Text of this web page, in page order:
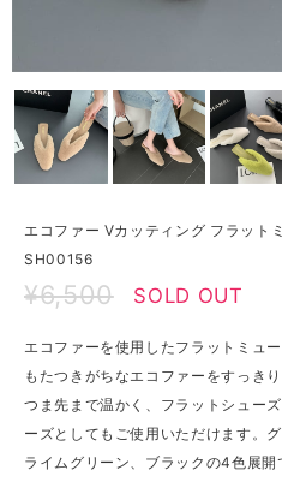
エコファー Vカッティング フラット
SH00156
¥6,500 SOLD OUT
エコファーを使用したフラットミュ
もたつきがちなエコファーをすっき
つま先まで温かく、フラットシュー
ーズとしてもご使用いただけます。
ライムグリーン、ブラックの4色展開